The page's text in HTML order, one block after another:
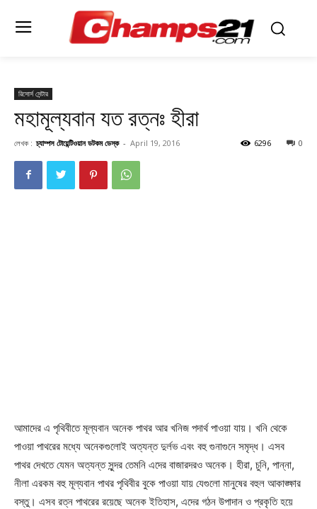
রিসোর্স সেন্টার
মহামূল্যবান যত রত্নঃ হীরা
লেখক : চ্যাম্পস টোয়েন্টিওয়ান ডটকম ডেস্ক - April 19, 2016 0
6296
আমাদের এ পৃথিবীতে মূল্যবান অনেক পাথর আর খনিজ পদার্থ পাওয়া যায়। খনি থেকে
পাওয়া পাথরের মধ্যে অনেকগুলোই অত্যন্ত দুর্লভ এবং বহু গুনাগুনে সমৃদ্ধ। এসব
পাথর দেখতে যেমন অত্যন্ত সুন্দর তেমনি এদের বাজারদরও অনেক। হীরা, চুনি, পান্না,
নীলা এরকম বহু মূল্যবান পাথর পৃথিবীর বুকে পাওয়া যায় যেগুলো মানুষের বহুল আকাঙ্ক্ষার
বস্তু। এসব রত্ন পাথরের রয়েছে অনেক ইতিহাস, এদের গঠন উপাদান ও প্রকৃতি হয়ে